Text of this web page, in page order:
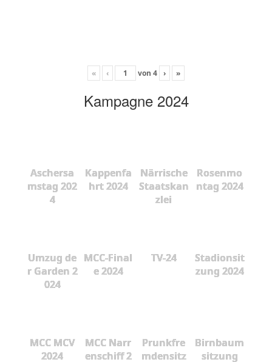
« ‹ von 4 › »
Kampagne 2024
Aschersa
mstag 202
4
Kappenfa
hrt 2024
Närrische
Staatskan
zlei
Rosenmo
ntag 2024
Umzug de
r Garden 2
024
MCC-Final
e 2024
TV-24
Stadionsit
zung 2024
MCC MCV
2024
MCC Narr
enschiff 2
Prunkfre
mdensitz
Birnbaum
sitzung